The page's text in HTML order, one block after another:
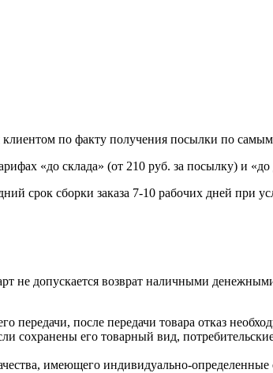
по факту получения посылки по
«до склада» (от 210 руб. за посылку) и «до
срок сборки заказа 7-10 рабочих дней при
не допускается возврат наличными
передачи, после передачи товара отказ
сохранены его товарный вид,
имеющего индивидуально-